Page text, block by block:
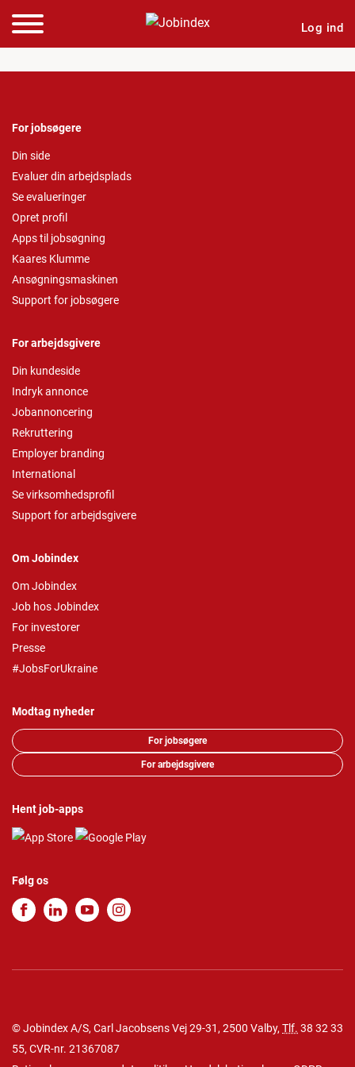
Log ind
For jobsøgere
Din side
Evaluer din arbejdsplads
Se evalueringer
Opret profil
Apps til jobsøgning
Kaares Klumme
Ansøgningsmaskinen
Support for jobsøgere
For arbejdsgivere
Din kundeside
Indryk annonce
Jobannoncering
Rekruttering
Employer branding
International
Se virksomhedsprofil
Support for arbejdsgivere
Om Jobindex
Om Jobindex
Job hos Jobindex
For investorer
Presse
#JobsForUkraine
Modtag nyheder
For jobsøgere
For arbejdsgivere
Hent job-apps
Følg os
© Jobindex A/S, Carl Jacobsens Vej 29-31, 2500 Valby, Tlf. 38 32 33
55, CVR-nr. 21367087